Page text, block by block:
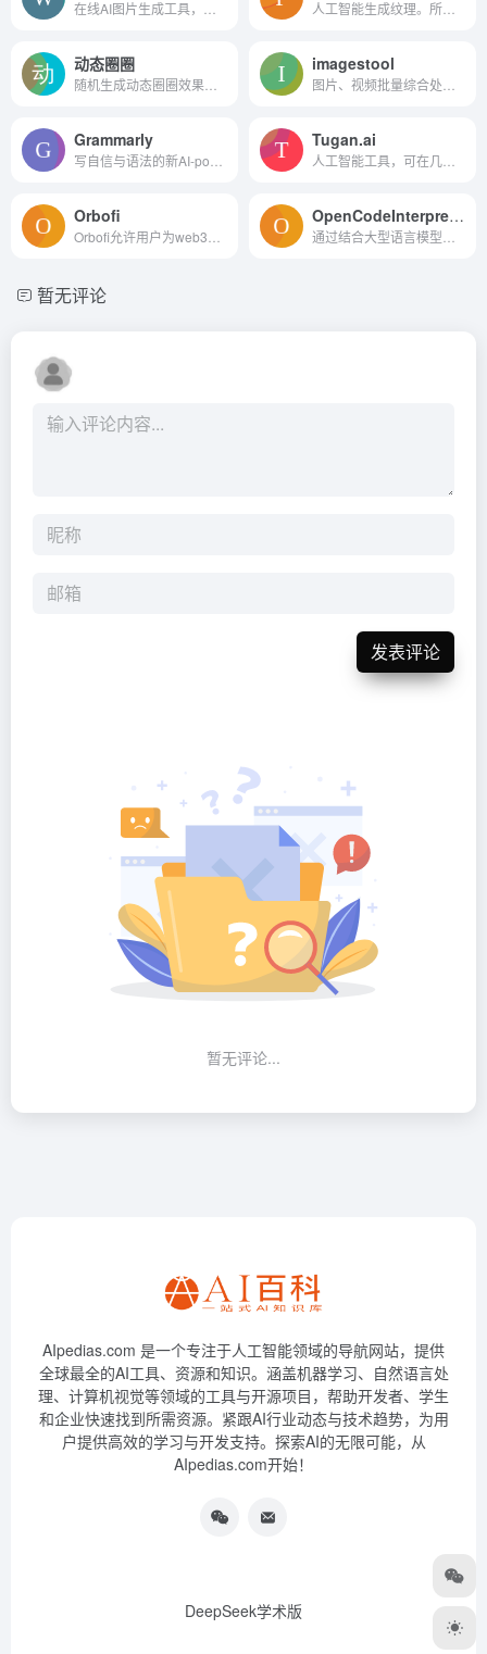
动态圈圈 imagestool
Grammarly Tugan.ai
Orbofi OpenCodeInterpreter
暂无评论
发表评论
暂无评论...
AIpedias.com 是一个专注于人工智能领域的导航网站，提供
全球最全的AI工具、资源和知识。涵盖机器学习、自然语言处
理、计算机视觉等领域的工具与开源项目，帮助开发者、学生
和企业快速找到所需资源。紧跟AI行业动态与技术趋势，为用
户提供高效的学习与开发支持。探索AI的无限可能，从
AIpedias.com开始！
DeepSeek学术版